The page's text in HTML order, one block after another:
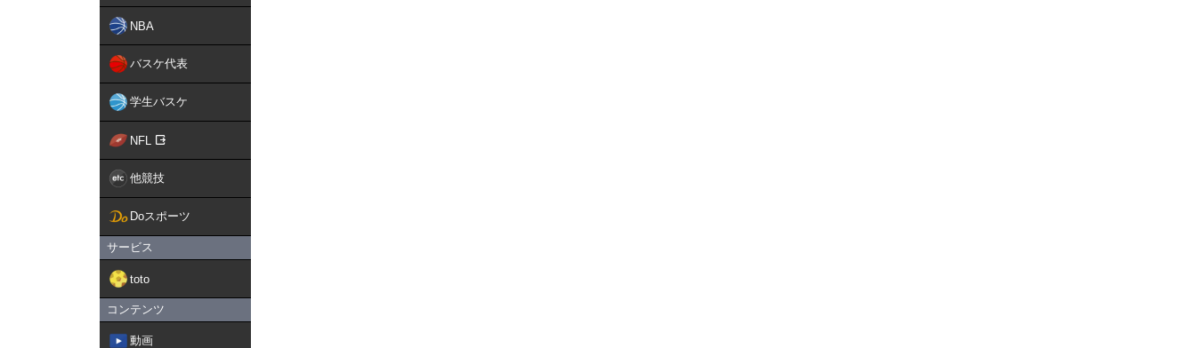
NBA
バスケ代表
学生バスケ
NFL
他競技
Doスポーツ
サービス
toto
コンテンツ
動画